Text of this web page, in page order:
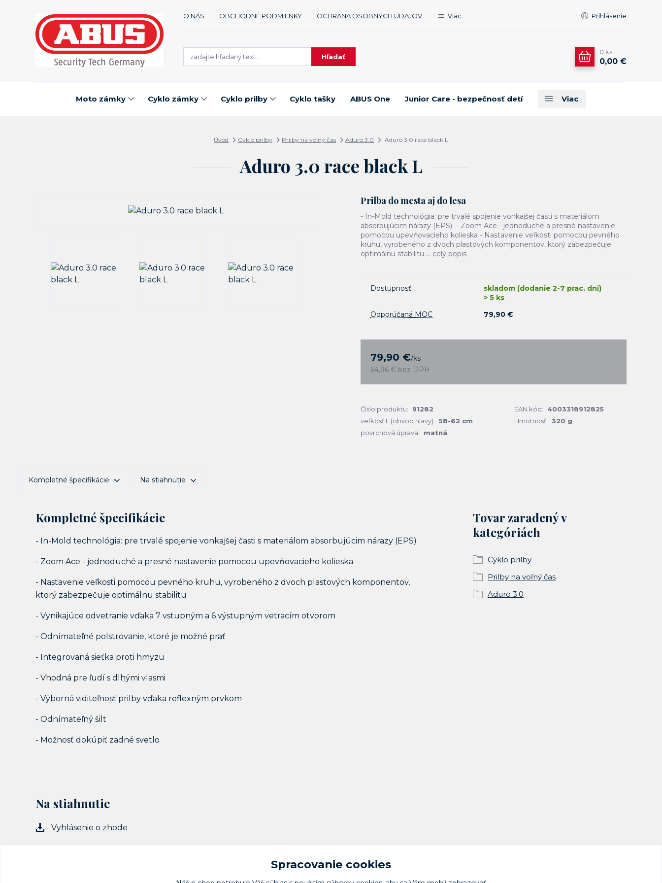
O NÁS OBCHODNÉ PODMIENKY OCHRANA OSOBNÝCH ÚDAJOV Viac Prihlásenie
Hľadať
0 ks
0,00 €
Moto zámky Cyklo zámky Cyklo prilby Cyklo tašky ABUS One Junior Care - bezpečnosť detí Viac
Úvod Cyklo prilby Prilby na voľný čas Aduro 3.0 Aduro 3.0 race black L
Aduro 3.0 race black L
Prilba do mesta aj do lesa
- In-Mold technológia: pre trvalé spojenie vonkajšej časti s materiálom
absorbujúcim nárazy (EPS) - Zoom Ace - jednoduché a presné nastavenie
pomocou upevňovacieho kolieska - Nastavenie veľkosti pomocou pevného
kruhu, vyrobeného z dvoch plastových komponentov, ktorý zabezpečuje
optimálnu stabilitu ... celý popis
Dostupnosť
skladom (dodanie 2-7 prac. dni)
> 5 ks
Odporúčaná MOC
79,90 €
79,90 €/ks
64,96 € bez DPH
Číslo produktu: 91282 EAN kód:
4003318912825
veľkosť L (obvod hlavy): 58-62 cm Hmotnosť:
320 g
povrchová úprava:
matná
Kompletné špecifikácie Na stiahnutie
Kompletné špecifikácie
- In-Mold technológia: pre trvalé spojenie vonkajšej časti s materiálom absorbujúcim nárazy (EPS)
- Zoom Ace - jednoduché a presné nastavenie pomocou upevňovacieho kolieska
- Nastavenie veľkosti pomocou pevného kruhu, vyrobeného z dvoch plastových komponentov,
ktorý zabezpečuje optimálnu stabilitu
- Vynikajúce odvetranie vďaka 7 vstupným a 6 výstupným vetracím otvorom
- Odnímateľné polstrovanie, ktoré je možné prať
- Integrovaná sieťka proti hmyzu
- Vhodná pre ľudí s dlhými vlasmi
- Výborná viditeľnosť prilby vďaka reflexným prvkom
- Odnímateľný šilt
- Možnosť dokúpiť zadné svetlo
Tovar zaradený v
kategóriách
Cyklo prilby
Prilby na voľný čas
Aduro 3.0
Na stiahnutie
Vyhlásenie o zhode
Spracovanie cookies